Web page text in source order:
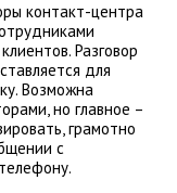
контакт-центра
Разговор
для
Возможна
но главное –
грамотно
с